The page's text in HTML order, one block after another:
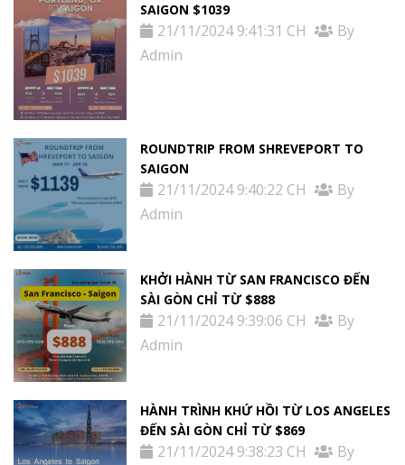
SAIGON $1039
21/11/2024 9:41:31 CH
By
Admin
ROUNDTRIP FROM SHREVEPORT TO
SAIGON
21/11/2024 9:40:22 CH
By
Admin
KHỞI HÀNH TỪ SAN FRANCISCO ĐẾN
SÀI GÒN CHỈ TỪ $888
21/11/2024 9:39:06 CH
By
Admin
HÀNH TRÌNH KHỨ HỒI TỪ LOS ANGELES
ĐẾN SÀI GÒN CHỈ TỪ $869
21/11/2024 9:38:23 CH
By